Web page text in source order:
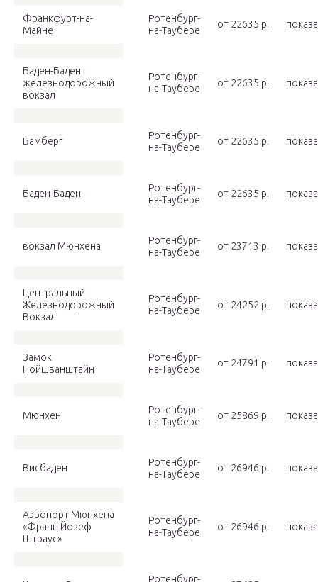
Франкфурт-на-
Майне
Ротенбург-
на-Таубере
от 22635 p.
Баден-Баден
железнодорожный
вокзал
Ротенбург-
на-Таубере
от 22635 p.
Бамберг
Ротенбург-
на-Таубере
от 22635 p.
Баден-Баден
Ротенбург-
на-Таубере
от 22635 p.
вокзал Мюнхена
Ротенбург-
на-Таубере
от 23713 p.
Центральный
Железнодорожный
Вокзал
Ротенбург-
на-Таубере
от 24252 p.
Замок
Нойшванштайн
Ротенбург-
на-Таубере
от 24791 p.
Мюнхен
Ротенбург-
на-Таубере
от 25869 p.
Висбаден
Ротенбург-
на-Таубере
от 26946 p.
Аэропорт Мюнхена
«Франц-Йозеф
Штраус»
Ротенбург-
на-Таубере
от 26946 p.
Ротенбург-